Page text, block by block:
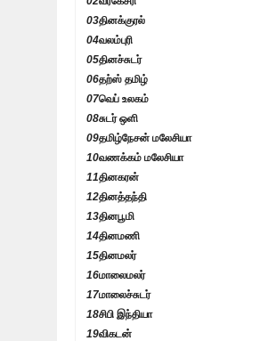
03தினக்குரல்
04வலம்புரி
05தினச்சுடர்
06தற்ஸ் தமிழ்
07வெப் உலகம்
08சுடர் ஒளி
09தமிழ்நேசன் மலேசியா
10வணக்கம் மலேசியா
11தினகரன்
12தினத்தந்தி
13தினபூமி
14தினமணி
15தினமலர்
16மாலைமலர்
17மாலைச்சுடர்
18சிபி இந்தியா
19விகடன்